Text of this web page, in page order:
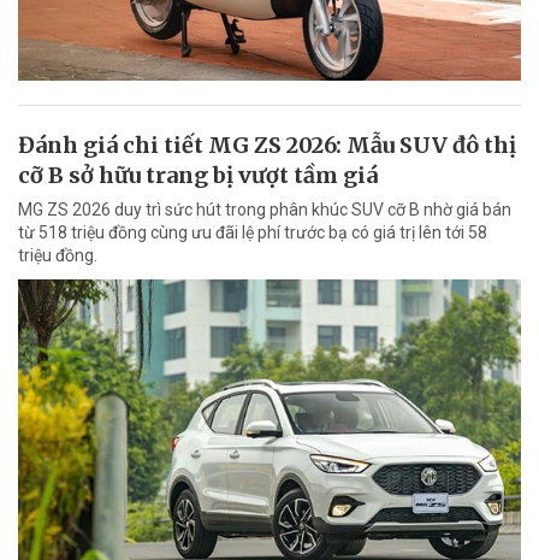
Đánh giá chi tiết MG ZS 2026: Mẫu SUV đô thị
cỡ B sở hữu trang bị vượt tầm giá
MG ZS 2026 duy trì sức hút trong phân khúc SUV cỡ B nhờ giá bán
từ 518 triệu đồng cùng ưu đãi lệ phí trước bạ có giá trị lên tới 58
triệu đồng.